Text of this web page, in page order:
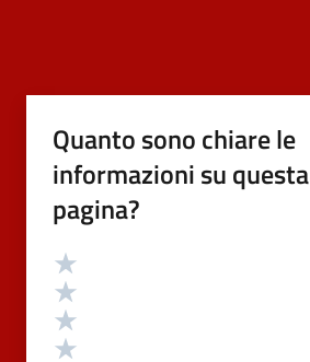
Quanto sono chiare le
informazioni su questa
pagina?
Valutazione